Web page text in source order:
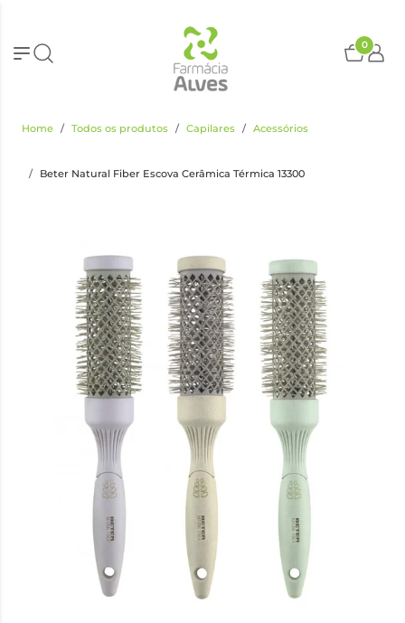
0
Home Todos os produtos Capilares Acessórios
Beter Natural Fiber Escova Cerâmica Térmica 13300